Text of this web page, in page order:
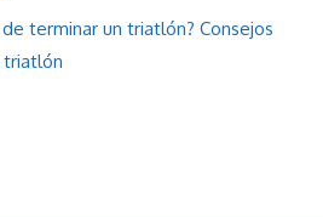
terminar un triatlón? Consejos
triatlón